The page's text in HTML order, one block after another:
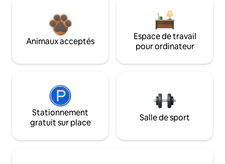
Animaux acceptés
Espace de travail
pour ordinateur
Stationnement
gratuit sur place
Salle de sport